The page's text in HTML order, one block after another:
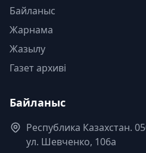
Байланыс
Жарнама
Жазылу
Газет архиві
Байланыс
Республика Казахстан.
ул. Шевченко, 106а